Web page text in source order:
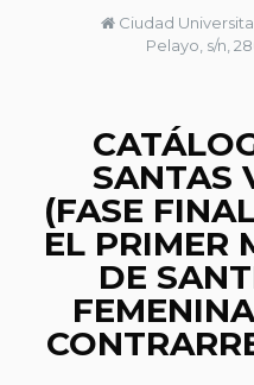
Ciudad
Pelayo, s/n,
SANTAS
(FASE
EL PRIMER
DE